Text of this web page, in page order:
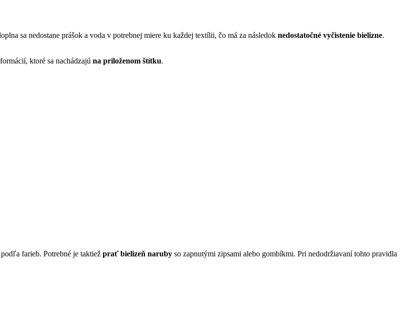
sa nedostane prášok a voda v potrebnej miere ku každej textílii, čo má za následok nedostatočné vyčistenie bielizne.
ktoré sa nachádzajú na priloženom štítku.
farieb. Potrebné je taktiež prať bielizeň naruby so zapnutými zipsami alebo gombíkmi. Pri nedodržiavaní tohto pravidla